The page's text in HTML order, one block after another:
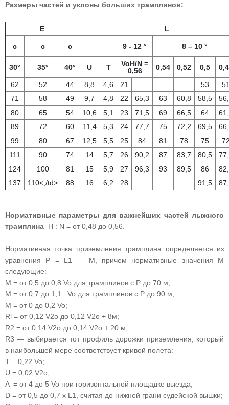
Размеры частей и уклоны больших трамплинов:
E L
с с с 9 - 12 ° 8 – 10 °
30° 35° 40° U T
VoH/N =
0,56
0,54 0,52 0,5
62 52 44 8,8 4,6 21 53
71
58 49 9,7 4,8 22 65,3 63 60,8 58,5
80
65 54 10,6 5,1 23 71,5 69 66,5 64
89
72 60 11,4 5,3 24 77,7 75 72,2 69,5
99
80 67 12,5 5,5 25 84 81 78 75
111
90 74 14 5,7 26 90,2 87 83,7 80,5
124
100 81 15 5,9 27 96,3 93 89,5 86
137
110<;/td> 88 16 6,2 28 91,5
Нормативные параметры для важнейших частей лыжного
трамплина H : N = от 0,48 до 0,56.
Нормативная точка приземления трамплина определяется из
уравнения Р = L1 — М, причем нормативные значения М
следующие:
М = от 0,5 до 0,8 Vo для трамплинов с Р до 70 м;
М = от 0,7 до 1,1 Vo для трамплинов с Р до 90 м;
М = от 0 до 0,2 Vo;
Rl = от 0,12 V2o до 0,12 V2o + 8м;
R2 = от 0,14 V2o до 0,14 V2o + 20 м;
R3 — выбирается тот профиль дорожки приземления, который
в наибольшей мере соответствует кривой полета:
T = 0,22 Vo;
U = 0,02 V2o;
A = от 4 до 5 Vo при горизонтальной площадке выезда;
D = от 0,5 до 0,7 х L1, считая до нижней грани судейской вышки;